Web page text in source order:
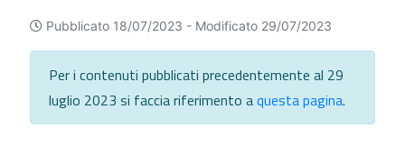
Pubblicato 18/07/2023 - Modificato 29/07/2023
Per i contenuti pubblicati precedentemente al 29
luglio 2023 si faccia riferimento aquesta pagina.